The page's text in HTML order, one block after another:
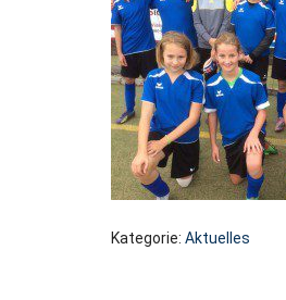
Kategorie: Aktuelles